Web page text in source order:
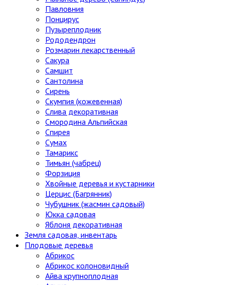
Павловния
Понцирус
Пузыреплодник
Рододендрон
Розмарин лекарственный
Сакура
Самшит
Сантолина
Сирень
Скумпия (кожевенная)
Слива декоративная
Смородина Альпийская
Спирея
Сумах
Тамарикс
Тимьян (чабрец)
Форзиция
Хвойные деревья и кустарники
Церцис (Багрянник)
Чубушник (жасмин садовый)
Юкка садовая
Яблоня декоративная
Земля садовая, инвентарь
Плодовые деревья
Абрикос
Абрикос колоновидный
Айва крупноплодная